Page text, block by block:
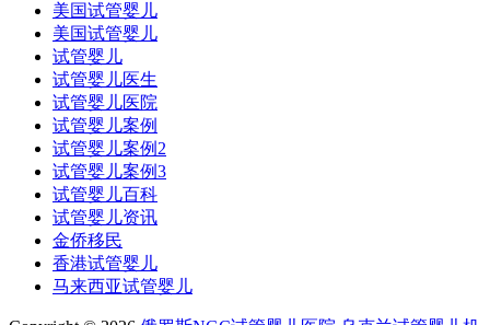
美国试管婴儿
美国试管婴儿
试管婴儿
试管婴儿医生
试管婴儿医院
试管婴儿案例
试管婴儿案例2
试管婴儿案例3
试管婴儿百科
试管婴儿资讯
金侨移民
香港试管婴儿
马来西亚试管婴儿